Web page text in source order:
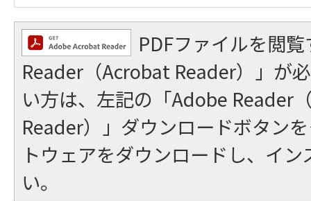
PDFファイルを閲
Reader（Acrobat Reader）」が
い方は、左記の「Adobe Reader
Reader）」ダウンロードボタン
トウェアをダウンロードし、イ
い。